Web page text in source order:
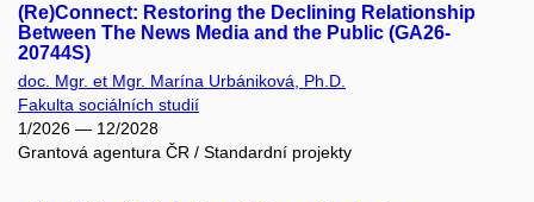
(Re)Connect: Restoring the Declining Relationship
Between The News Media and the Public (GA26-
20744S)
doc. Mgr. et Mgr. Marína Urbániková, Ph.D.
Fakulta sociálních studií
1/2026 — 12/2028
Grantová agentura ČR / Standardní projekty